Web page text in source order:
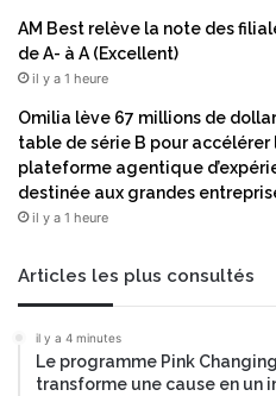
AM Best relève la note des
de A- à A (Excellent)
il y a 1 heure
Omilia lève 67 millions de
table de série B pour accélérer
plateforme agentique
destinée aux grandes
il y a 1 heure
Articles les plus consultés
il y a 4 minutes
Le programme Pink
transforme une cause en un